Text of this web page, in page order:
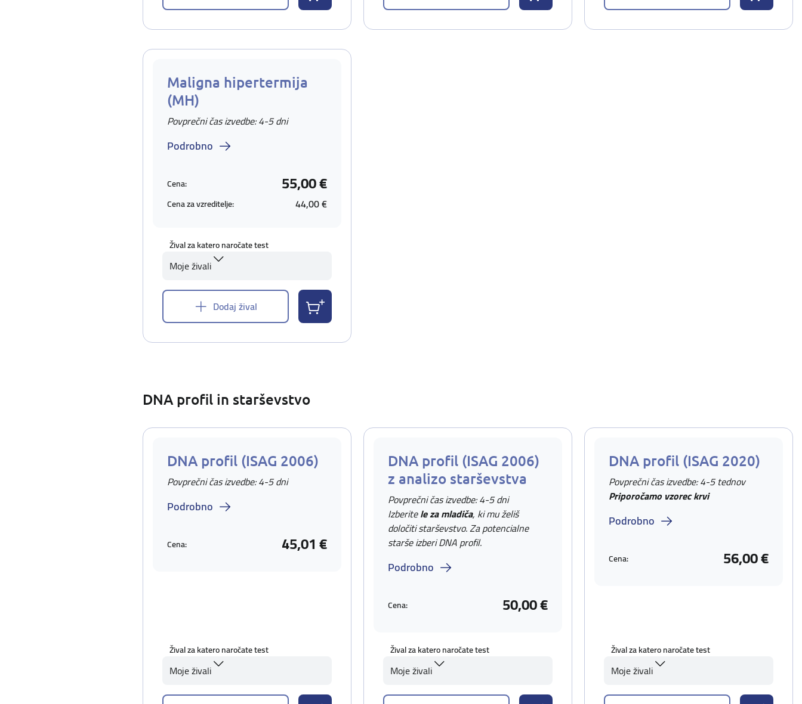
Maligna hipertermija
(MH)
Povprečni čas izvedbe: 4-5 dni
Podrobno
Cena: 55,00 €
Cena za vzreditelje: 44,00 €
Žival za katero naročate test
Moje živali
Dodaj žival
DNA profil in starševstvo
DNA profil (ISAG 2006)
Povprečni čas izvedbe: 4-5 dni
Podrobno
Cena: 45,01 €
Žival za katero naročate test
Moje živali
DNA profil (ISAG 2006)
z analizo starševstva
Povprečni čas izvedbe: 4-5 dni
Izberitele za mladiča, ki mu želiš
določiti starševstvo. Za potencialne
starše izberi DNA profil.
Podrobno
Cena: 50,00 €
Žival za katero naročate test
Moje živali
DNA profil (ISAG 2020)
Povprečni čas izvedbe: 4-5 tednov
Priporočamo vzorec krvi
Podrobno
Cena: 56,00 €
Žival za katero naročate test
Moje živali